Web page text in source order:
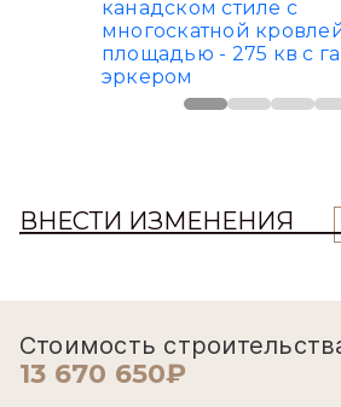
ВНЕСТИ ИЗМЕНЕНИЯ
Стоимость
13 670 650₽